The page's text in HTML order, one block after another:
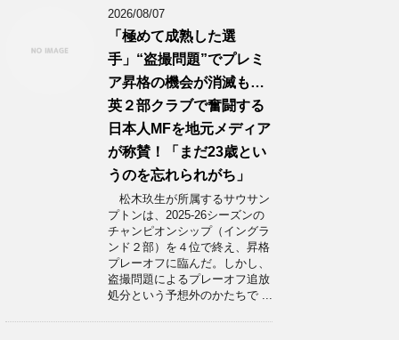
2026/08/07
「極めて成熟した選
手」“盗撮問題”でプレミ
ア昇格の機会が消滅も…
英２部クラブで奮闘する
日本人MFを地元メディア
が称賛！「まだ23歳とい
うのを忘れられがち」
松木玖生が所属するサウサン
プトンは、2025-26シーズンの
チャンピオンシップ（イングラ
ンド２部）を４位で終え、昇格
プレーオフに臨んだ。しかし、
盗撮問題によるプレーオフ追放
処分という予想外のかたちで ...